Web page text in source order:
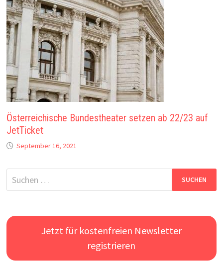
Österreichische Bundestheater setzen ab 22/23 auf
JetTicket
September 16, 2021
Jetzt für kostenfreien Newsletter
registrieren